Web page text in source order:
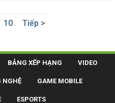
10 Tiếp >
BẢNG XẾP HẠNG VIDEO
NGHỆ GAME MOBILE
ESPORTS